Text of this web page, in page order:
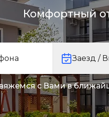
Комфортный
Заезд /
с Вами в